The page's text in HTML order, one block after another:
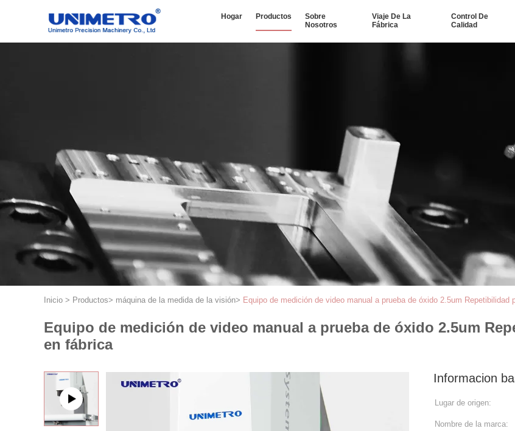
Hogar Productos
Sobre
Nosotros
Viaje De La
Fábrica
Control De
Calidad
Inicio > Productos> máquina de la medida de la visión> Equipo de medición de video manual a prueba de óxido 2.5um Repetibilidad
Equipo de medición de video manual a prueba de óxido 2.5um
en fábrica
Informacion
Lugar de origen:
Nombre de la marca: